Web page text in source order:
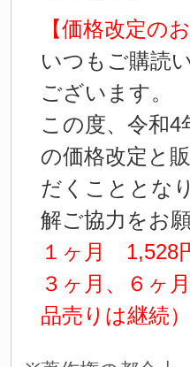
【価格改定の
いつもご購読
ございます。
この度、令和4
の価格改定と
だくこととな
解ご協力をお
１ヶ月 1,528
３ヶ月、６ヶ
品売りは継続）